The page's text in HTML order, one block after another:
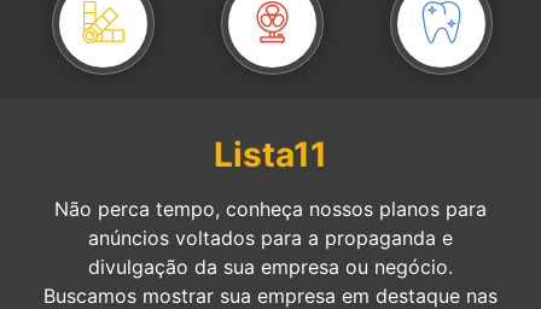
Lista11
Não perca tempo, conheça nossos planos para
anúncios voltados para a propaganda e
divulgação da sua empresa ou negócio.
Buscamos mostrar sua empresa em destaque nas